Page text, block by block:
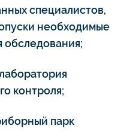
специалистов,
необходимые
обследования;
контроля;
парк